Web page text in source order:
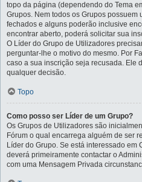
topo da página (dependendo do Tema
Grupos. Nem todos os Grupos possuem
fechados e alguns poderão inclusive
encontrar aberto, poderá solicitar sua
O Líder do Grupo de Utilizadores
perguntar-lhe o motivo do mesmo. Por
caso a sua inscrição seja recusada. Ele
qualquer decisão.
Topo
Como posso ser Líder de um Grupo?
Os Grupos de Utilizadores são
Fórum o qual encarrega alguém de ser
Líder do Grupo. Se está interessado em
deverá primeiramente contactar o
com uma Mensagem Privada